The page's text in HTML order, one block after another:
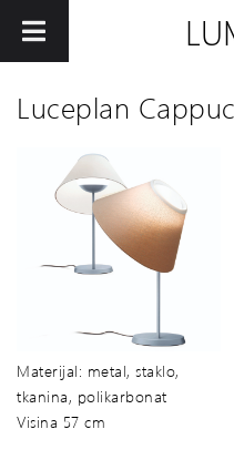
Luceplan
Materijal: metal, staklo,
tkanina, polikarbonat
Visina 57 cm